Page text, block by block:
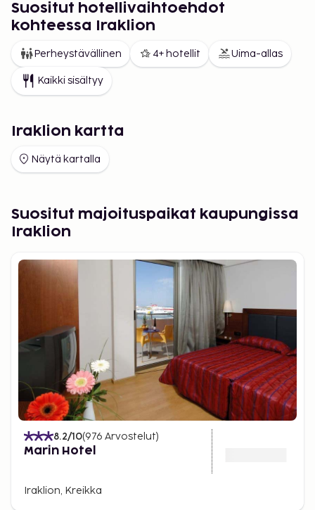
Suositut hotellivaihtoehdot
kohteessa Iraklion
Perheystävällinen 4+ hotellit Uima-allas
Kaikki sisältyy
Iraklion kartta
Näytä kartalla
Suositut majoituspaikat kaupungissa
Iraklion
8.2/10(976 Arvostelut)
Marin Hotel
Iraklion, Kreikka